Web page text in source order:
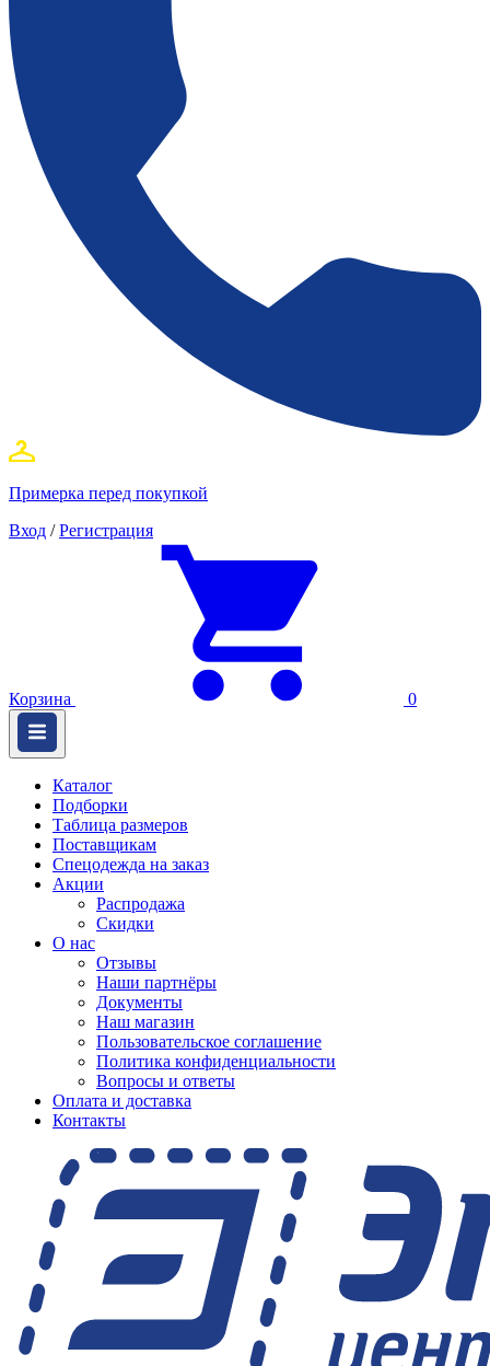
Примерка перед покупкой
Вход / Регистрация
Корзина 0
Каталог
Подборки
Таблица размеров
Поставщикам
Спецодежда на заказ
Акции
Распродажа
Скидки
О нас
Отзывы
Наши партнёры
Документы
Наш магазин
Пользовательское соглашение
Политика конфиденциальности
Вопросы и ответы
Оплата и доставка
Контакты